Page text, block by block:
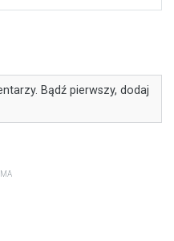
Bądź pierwszy, dodaj